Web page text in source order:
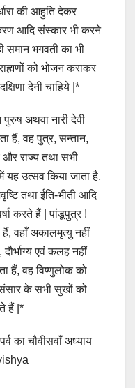
की आहुति देकर
आदि संस्कार भी करने
समान भगवती का भी
को भोजन कराकर
देनी चाहिये |*
अथवा नारी देवी
हैं, वह पुत्र, सन्तान,
और राज्य तथा सभी
यह उत्सव किया जाता है,
तथा ईति-भीती आदि
करते हैं | पांडूपुत्र !
वहाँ अकालमृत्यु नहीं
एवं कलह नहीं
हैं, वह विष्णुलोक को
के सभी सुखों को
हैं |*
का चौवीसवाँ अध्याय